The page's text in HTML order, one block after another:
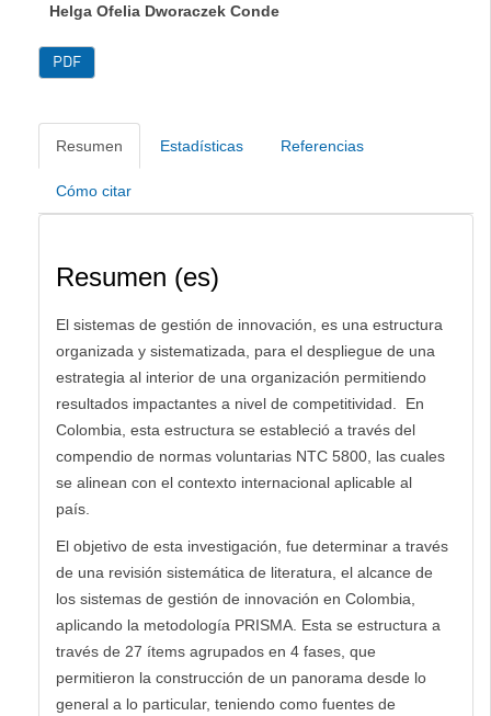
Helga Ofelia Dworaczek Conde
PDF
Resumen Estadísticas Referencias
Cómo citar
Resumen (es)
El sistemas de gestión de innovación, es una estructura
organizada y sistematizada, para el despliegue de una
estrategia al interior de una organización permitiendo
resultados impactantes a nivel de competitividad. En
Colombia, esta estructura se estableció a través del
compendio de normas voluntarias NTC 5800, las cuales
se alinean con el contexto internacional aplicable al
país.
El objetivo de esta investigación, fue determinar a través
de una revisión sistemática de literatura, el alcance de
los sistemas de gestión de innovación en Colombia,
aplicando la metodología PRISMA. Esta se estructura a
través de 27 ítems agrupados en 4 fases, que
permitieron la construcción de un panorama desde lo
general a lo particular, teniendo como fuentes de